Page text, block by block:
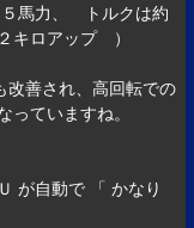
馬力、 トルクは約
キロアップ ）
改善され、高回転での
っていますね。
が自動で 「 かなり